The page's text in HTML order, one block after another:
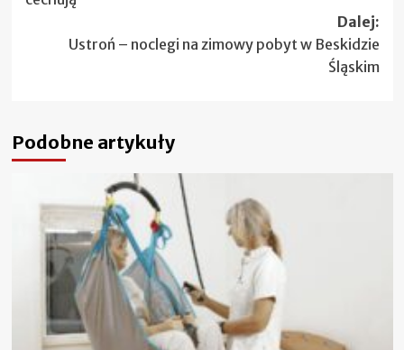
Dalej:
Ustroń – noclegi na zimowy pobyt w Beskidzie
Śląskim
Podobne artykuły